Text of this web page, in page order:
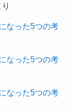
り
なった5つの考
なった5つの考
なった5つの考